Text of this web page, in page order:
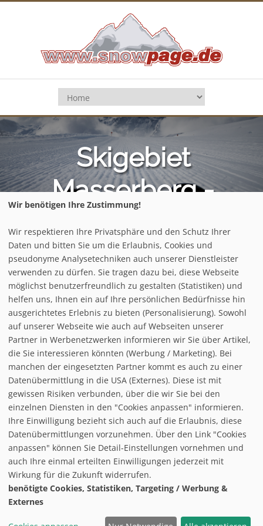
Skigebiet
Masserberg -
Skiarena Heubach
Home / Deutschland / Thüringer Wald /
Masserberg - Skiarena Heubach / Pistenplan
Pistenplan Masserberg - Skiarena Heubach
follow us on facebook
Home
Datenschutzerklärung
Impressum
Cookie Management
Wir benötigen Ihre Zustimmung!
Wir respektieren Ihre Privatsphäre und den Schutz Ihrer
Daten und bitten Sie um die Erlaubnis, Cookies und
pseudonyme Analysetechniken auch unserer Dienstleister
verwenden zu dürfen. Sie tragen dazu bei, diese Webseite
möglichst benutzerfreundlich zu gestalten (Statistiken) und
helfen uns, Ihnen ein auf Ihre persönlichen Bedürfnisse hin
ausgerichtetes Erlebnis zu bieten (Personalisierung). Sowohl
auf unserer Webseite wie auch auf Webseiten unserer
Partner in Werbenetzwerken informieren wir Sie über Artikel,
die Sie interessieren könnten (Werbung / Marketing). Bei
manchen der eingesetzten Partner kommt es auch zu einer
Datenübermittlung in die USA (Externes). Diese ist mit
gewissen Risiken verbunden, über die wir Sie bei den
einzelnen Diensten in den "Cookies anpassen" informieren.
Ihre Einwilligung bezieht sich auch auf die Erlaubnis, diese
Datenübermittlungen vorzunehmen. Über den Link "Cookies
anpassen" können Sie Detail-Einstellungen vornehmen und
auch Ihre einmal erteilten Einwilligungen jederzeit mit
Wirkung für die Zukunft widerrufen.
benötigte Cookies, Statistiken, Targeting / Werbung &
Externes